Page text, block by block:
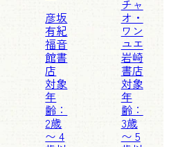
彦坂
有紀
福音
館書
店
対象
年
齢：
2歳
〜 4
チャ
オ・
ワン
ユエ
岩崎
書店
対象
年
齢：
3歳
〜 5